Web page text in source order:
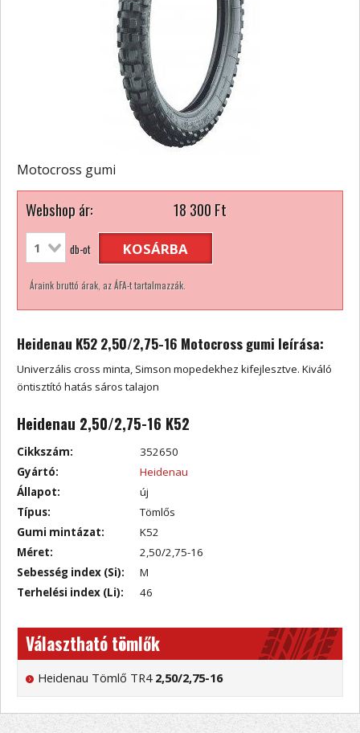
Motocross gumi
Webshop ár: 18 300Ft
db-ot KOSÁRBA
Áraink bruttó árak, az ÁFA-t tartalmazzák.
Heidenau K52 2,50/2,75-16 Motocross gumi leírása:
Univerzális cross minta, Simson mopedekhez kifejlesztve. Kiváló
öntisztító hatás sáros talajon
Heidenau 2,50/2,75-16 K52
Cikkszám:
352650
Gyártó:
Heidenau
Állapot:
új
Típus:
Tömlős
Gumi mintázat:
K52
Méret:
2,50/2,75-16
Sebesség index (Si):
M
Terhelési index (Li):
46
Választható tömlők
Heidenau Tömlő TR4 2,50/2,75-16